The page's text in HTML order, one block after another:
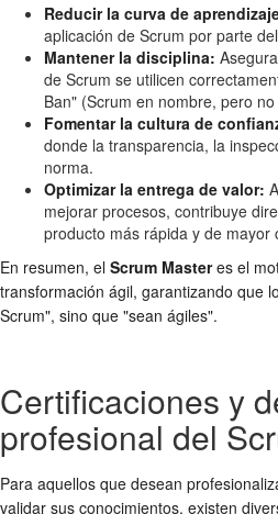
Reducir la curva de
aplicación de Scrum por parte
Mantener la disciplina:
de Scrum se utilicen
Ban" (Scrum en nombre, pero
Fomentar la cultura de
donde la transparencia, la
norma.
Optimizar la entrega de valor:
mejorar procesos, contribuye
producto más rápida y de mayor
En resumen, el Scrum Masteres el
transformación ágil, garantizando que
Scrum", sino que "sean ágiles".
Certificaciones y
profesional del
Para aquellos que desean
validar sus conocimientos, existen